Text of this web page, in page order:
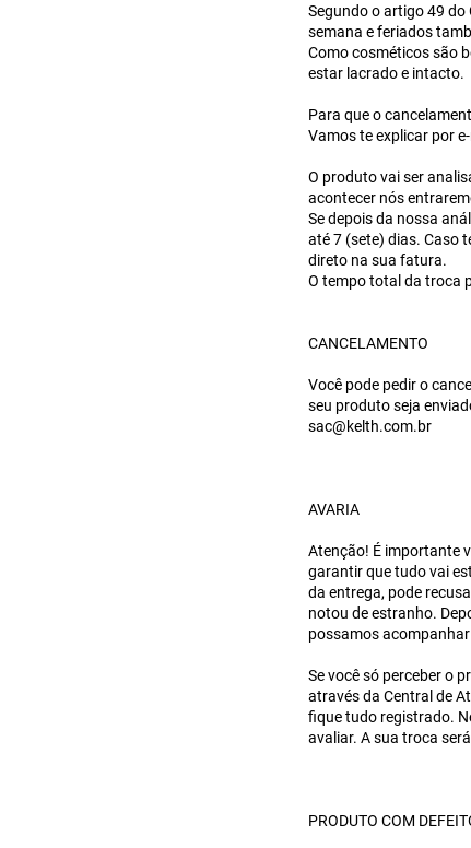
Segundo o artigo 49 do
semana e feriados
Como cosméticos são
estar lacrado e intacto.
Para que o
Vamos te explicar por
O produto vai ser
acontecer nós
Se depois da nossa
até 7 (sete) dias. Caso
direto na sua fatura.
O tempo total da troca
CANCELAMENTO
Você pode pedir o
seu produto seja
sac@kelth.com.br
AVARIA
Atenção! É importante
garantir que tudo vai
da entrega, pode
notou de estranho.
possamos
Se você só perceber o
através da Central de
fique tudo registrado.
avaliar. A sua troca
PRODUTO COM